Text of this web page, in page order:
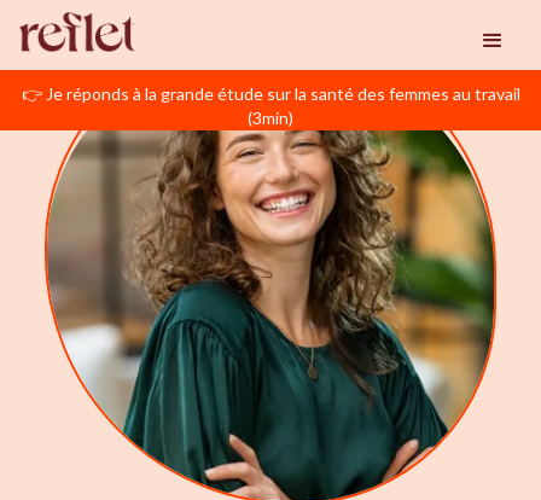
👉 Je réponds à la grande étude sur la santé des femmes au travail
(3min)